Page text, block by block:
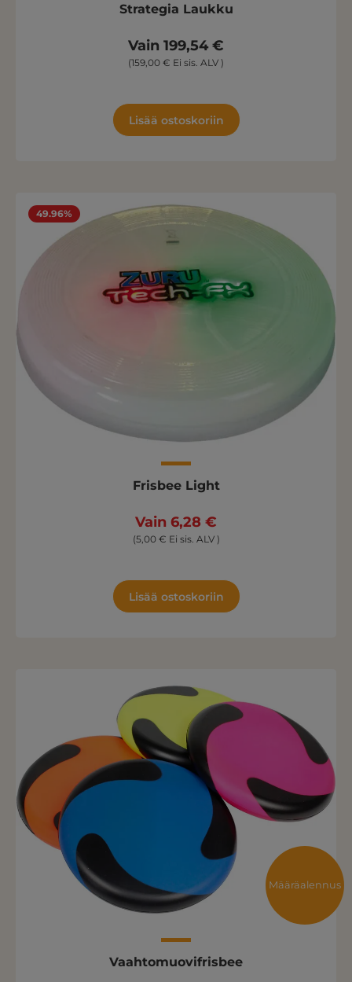
Strategia Laukku
Vain 199,54 €
(159,00 € Ei sis. ALV )
Lisää ostoskoriin
49.96%
Frisbee Light
Vain 6,28 €
(5,00 € Ei sis. ALV )
Lisää ostoskoriin
Määräalennus
Vaahtomuovifrisbee